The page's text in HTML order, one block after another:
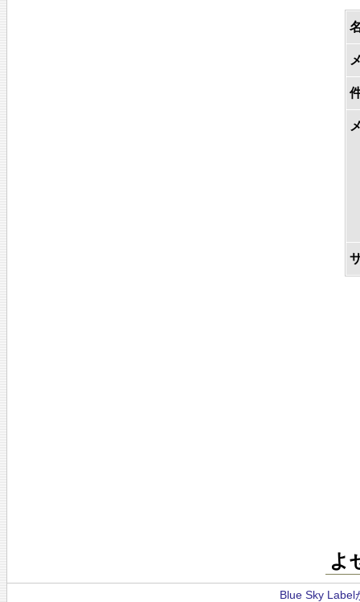
よ
Blue Sky Label